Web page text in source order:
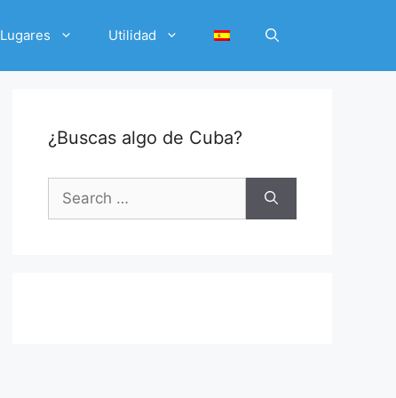
Lugares Utilidad
¿Buscas algo de Cuba?
Search
for: